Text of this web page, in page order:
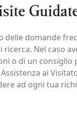
delle domande
ricerca. Nel caso
o di un consiglio
ai
ad ogni tua